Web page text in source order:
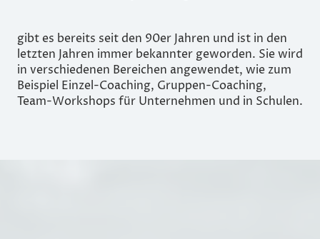
gibt es bereits seit den 90er Jahren und ist in den
letzten Jahren immer bekannter geworden. Sie wird
in verschiedenen Bereichen angewendet, wie zum
Beispiel Einzel-Coaching, Gruppen-Coaching,
Team-Workshops für Unternehmen und in Schulen.